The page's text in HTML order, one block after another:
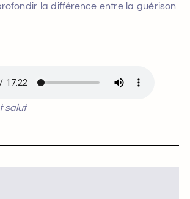
la différence entre la guérison
salut